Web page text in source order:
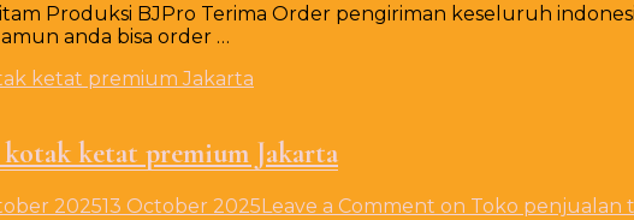
Produksi BJPro Terima Order pengiriman keseluruh
anda bisa order …
ketat premium Jakarta
202513 October 2025 Leave a Comment on Toko penjualan